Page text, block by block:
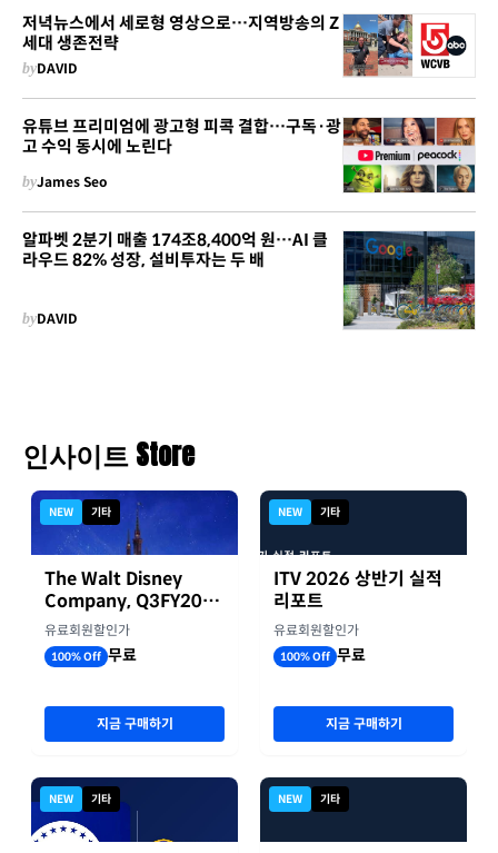
저녁뉴스에서 세로형 영상으로…지역방송의 Z
세대 생존전략
byDAVID
유튜브 프리미엄에 광고형 피콕 결합…구독·광
고 수익 동시에 노린다
byJames Seo
알파벳 2분기 매출 174조8,400억 원…AI 클
라우드 82% 성장, 설비투자는 두 배
byDAVID
인사이트 Store
NEW 기타
The Walt Disney
Company, Q3FY2026
실적자료
유료회원할인가
100% Off 무료
지금 구매하기
NEW 기타
NEW 기타
ITV 2026 상반기 실적
리포트
유료회원할인가
100% Off 무료
지금 구매하기
NEW 기타